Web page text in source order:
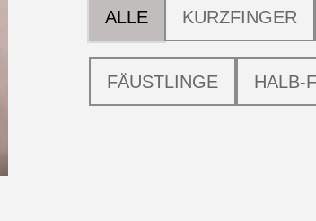
ALLE KURZFINGER
FÄUSTLINGE HALB-